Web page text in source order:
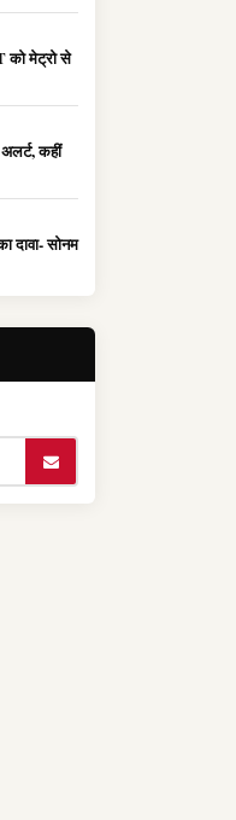
को मेट्रो से
कहीं
दावा- सोनम